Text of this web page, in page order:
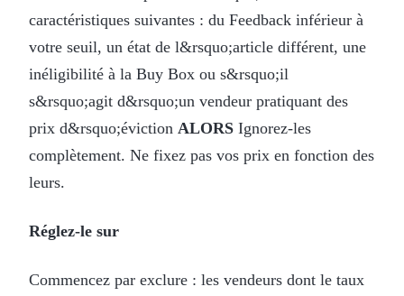
caractéristiques suivantes : du Feedback inférieur à
votre seuil, un état de l&rsquo;article différent, une
inéligibilité à la Buy Box ou s&rsquo;il
s&rsquo;agit d&rsquo;un vendeur pratiquant des
prix d&rsquo;éviction ALORS Ignorez-les
complètement. Ne fixez pas vos prix en fonction des
leurs.
Réglez-le sur
Commencez par exclure : les vendeurs dont le taux